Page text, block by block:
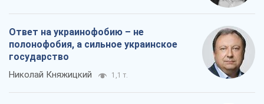
Ответ на украинофобию – не
полонофобия, а сильное украинское
государство
Николай Княжицкий 1,1 т.